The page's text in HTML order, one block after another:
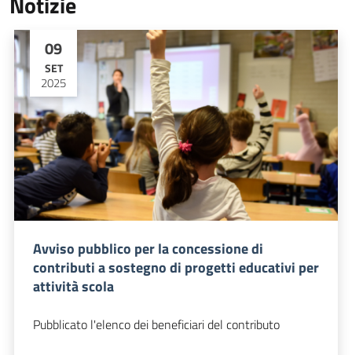
09
SET
2025
Avviso pubblico per la concessione di
contributi a sostegno di progetti educativi per
attività scola
Pubblicato l'elenco dei beneficiari del contributo